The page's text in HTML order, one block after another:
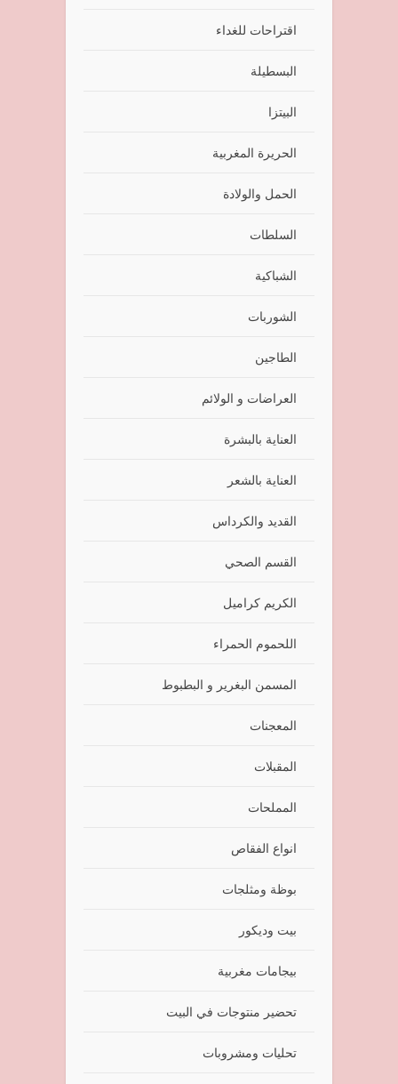
اقتراحات للغداء
البسطيلة
البيتزا
الحريرة المغربية
الحمل والولادة
السلطات
الشباكية
الشوربات
الطاجين
العراضات و الولائم
العناية بالبشرة
العناية بالشعر
القديد والكرداس
القسم الصحي
الكريم كراميل
اللحموم الحمراء
المسمن البغرير و البطبوط
المعجنات
المقبلات
المملحات
انواع الفقاص
بوظة ومثلجات
بيت وديكور
بيجامات مغربية
تحضير منتوجات في البيت
تحليات ومشروبات